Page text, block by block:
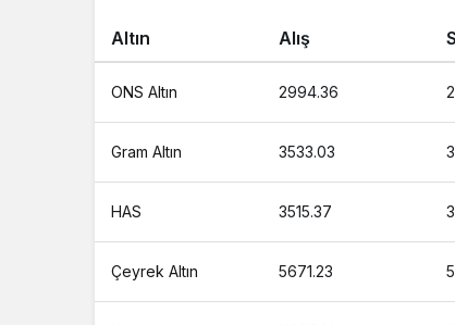
1 Gram Altın Ne Kadar 1 Gram
1 Cumhuriyet Altın Ne Kadar 1
1 Ons Altın Ne Kadar 1 Tam Altın
Altın Alış
ONS Altın 2994.36
Gram Altın 3533.03
HAS 3515.37
Çeyrek Altın 5671.23